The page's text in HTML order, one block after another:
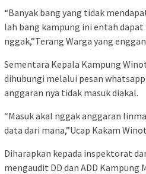
“Banyak bang yang tidak
lah bang kampung ini entah
nggak,”Terang Warga yang
Sementara Kepala Kampung
dihubungi melalui pesan
anggaran nya tidak masuk diakal.
“Masuk akal nggak anggaran
data dari mana,”Ucap Kakam
Diharapkan kepada inspektorat
mengaudit DD dan ADD